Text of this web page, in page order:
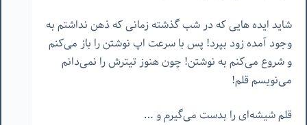
شاید ایده هایی که در شب گذشته زمانی که ذهن نداشتم به
وجود آمده زود بپرد! پس با سرعت اپ نوشتن را باز می‌کنم
و شروع می‌کنم به نوشتن! چون هنوز تیترش را نمی‌دانم
می‌نویسم قلم!
قلم شیشه‌ای را بدست می‌گیرم و …